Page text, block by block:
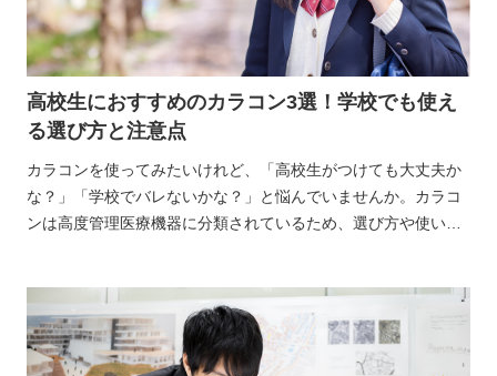
高校生におすすめのカラコン3選！学校でも使え
る選び方と注意点
カラコンを使ってみたいけれど、「高校生がつけても大丈夫か
な？」「学校でバレないかな？」と悩んでいませんか。カラコ
ンは高度管理医療機器に分類されているため、選び方や使い方
いますよね。